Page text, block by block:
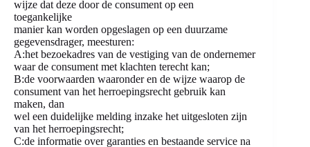
wijze dat deze door de consument op een
toegankelijke
manier kan worden opgeslagen op een duurzame
gegevensdrager, meesturen:
A:het bezoekadres van de vestiging van de ondernemer
waar de consument met klachten terecht kan;
B:de voorwaarden waaronder en de wijze waarop de
consument van het herroepingsrecht gebruik kan
maken, dan
wel een duidelijke melding inzake het uitgesloten zijn
van het herroepingsrecht;
C:de informatie over garanties en bestaande service na